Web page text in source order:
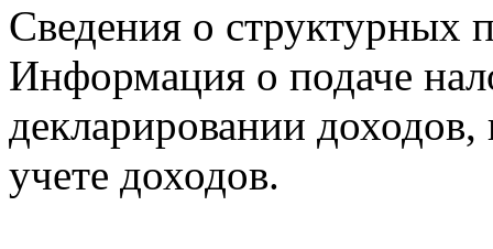
Сведения о структурных
Информация о подаче
декларировании доходов,
учете доходов.